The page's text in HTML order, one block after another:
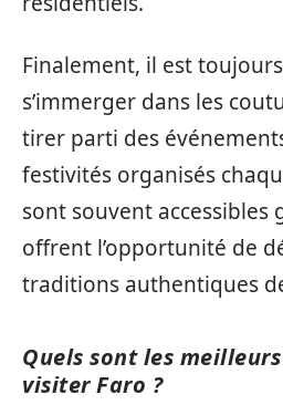
Finalement, il est
s’immerger dans les
tirer parti des
festivités organisés
sont souvent
offrent l’opportunité de
traditions authentiques
Quels sont les
visiter Faro ?